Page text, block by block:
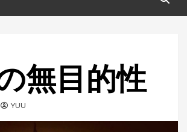
無目的性
YUU